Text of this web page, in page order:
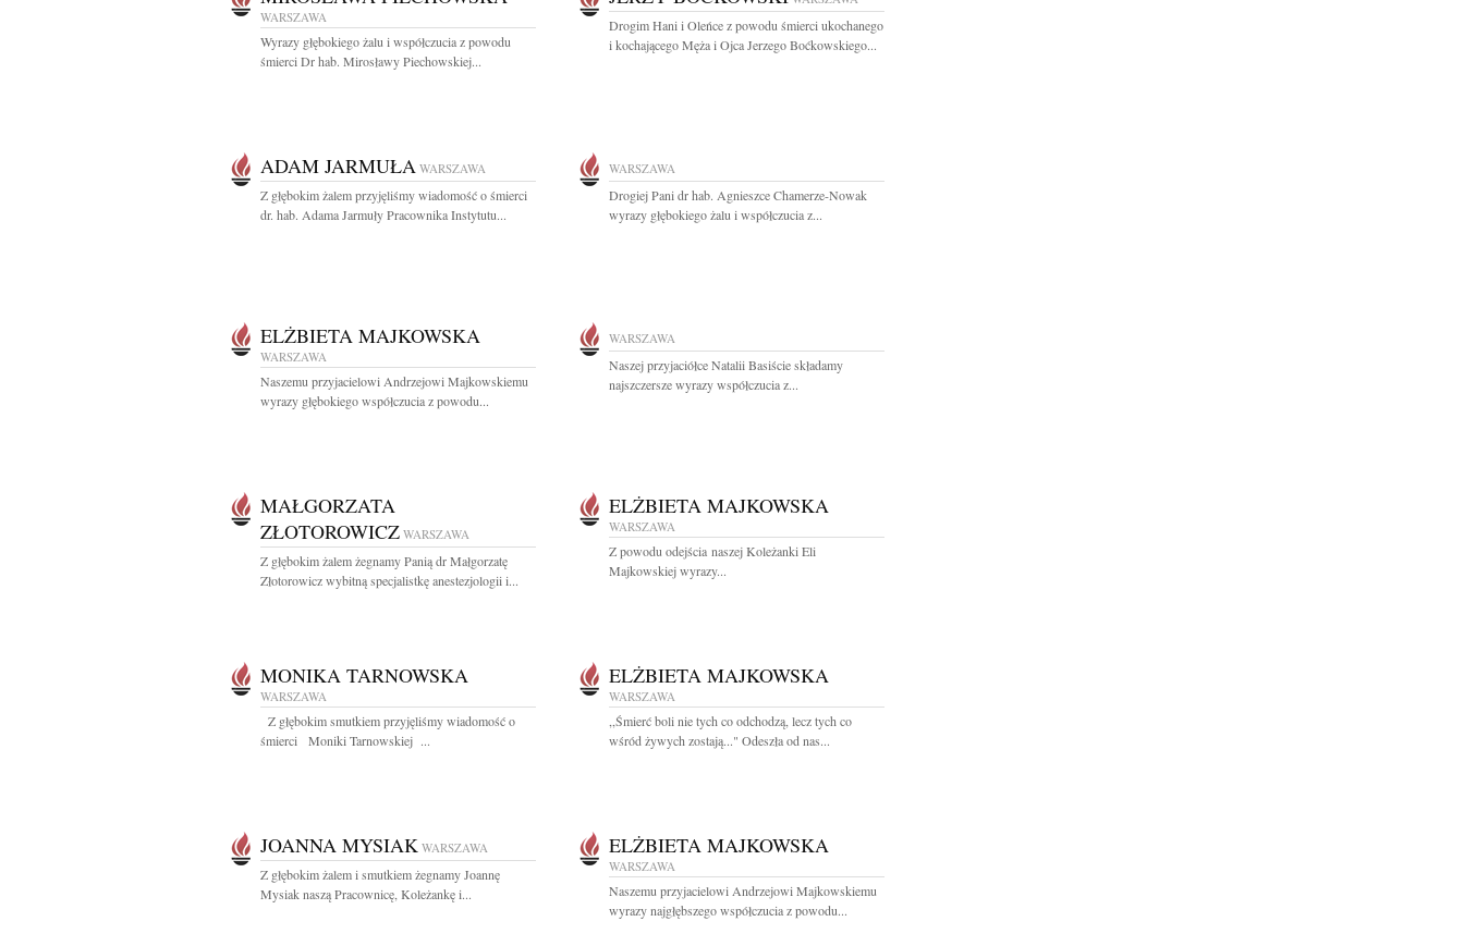
WARSZAWA
Wyrazy głębokiego żalu i współczucia z powodu
śmierci Dr hab. Mirosławy Piechowskiej...
Drogim Hani i Oleńce z powodu śmierci ukochanego
i kochającego Męża i Ojca Jerzego Boćkowskiego...
ADAM JARMUŁA WARSZAWA
Z głębokim żalem przyjęliśmy wiadomość o śmierci
dr. hab. Adama Jarmuły Pracownika Instytutu...
WARSZAWA
Drogiej Pani dr hab. Agnieszce Chamerze-Nowak
wyrazy głębokiego żalu i współczucia z...
ELŻBIETA MAJKOWSKA
WARSZAWA
Naszemu przyjacielowi Andrzejowi Majkowskiemu
wyrazy głębokiego współczucia z powodu...
WARSZAWA
Naszej przyjaciółce Natalii Basiście składamy
najszczersze wyrazy współczucia z...
MAŁGORZATA
ZŁOTOROWICZ WARSZAWA
Z głębokim żalem żegnamy Panią dr Małgorzatę
Złotorowicz wybitną specjalistkę anestezjologii i...
ELŻBIETA MAJKOWSKA
WARSZAWA
Z powodu odejścia naszej Koleżanki Eli
Majkowskiej wyrazy...
MONIKA TARNOWSKA
WARSZAWA
Z głębokim smutkiem przyjęliśmy wiadomość o
śmierci Moniki Tarnowskiej ...
ELŻBIETA MAJKOWSKA
WARSZAWA
,,Śmierć boli nie tych co odchodzą, lecz tych co
wśród żywych zostają..." Odeszła od nas...
JOANNA MYSIAK WARSZAWA
Z głębokim żalem i smutkiem żegnamy Joannę
Mysiak naszą Pracownicę, Koleżankę i...
ELŻBIETA MAJKOWSKA
WARSZAWA
Naszemu przyjacielowi Andrzejowi Majkowskiemu
wyrazy najgłębszego współczucia z powodu...